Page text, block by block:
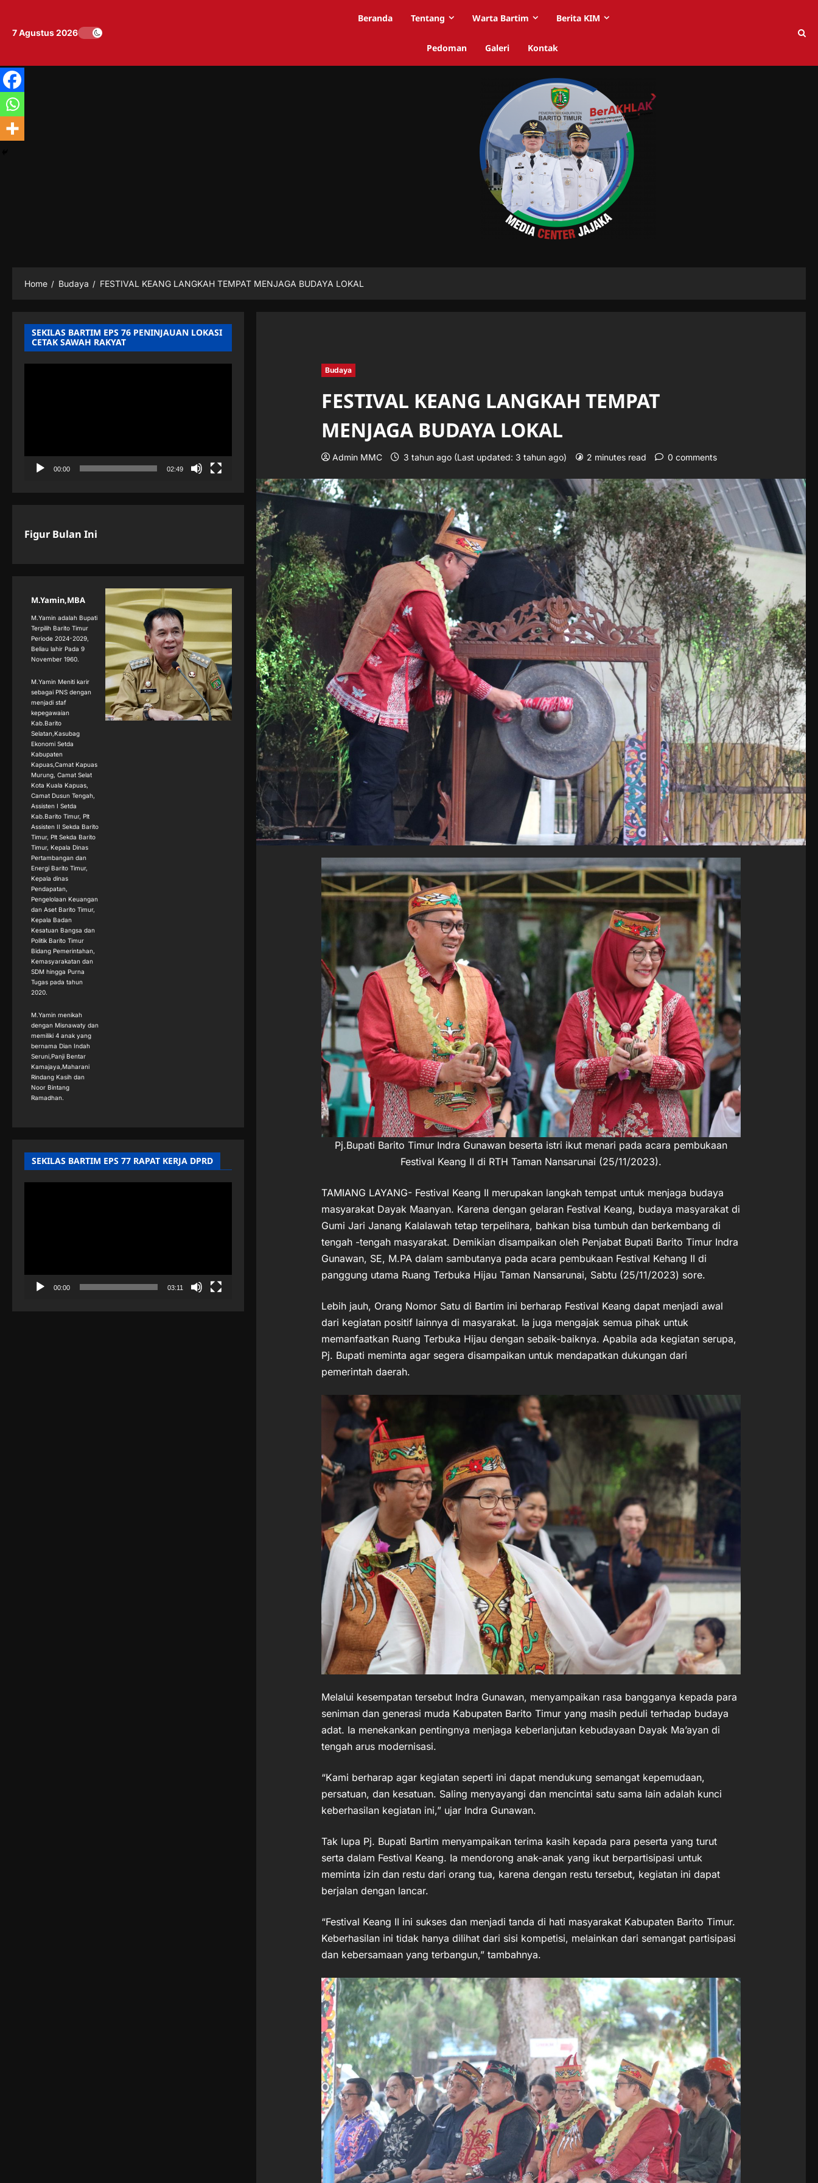
content
7 Agustus 2026
Beranda Tentang Warta Bartim Berita KIM
Pedoman Galeri Kontak
Home Budaya FESTIVAL KEANG LANGKAH TEMPAT MENJAGA BUDAYA LOKAL
Budaya
FESTIVAL KEANG LANGKAH TEMPAT
MENJAGA BUDAYA LOKAL
Admin MMC 3 tahun ago (Last updated: 3 tahun ago) 2 minutes read 0 comments
Pj.Bupati Barito Timur Indra Gunawan beserta istri ikut menari pada acara pembukaan
Festival Keang II di RTH Taman Nansarunai (25/11/2023).
TAMIANG LAYANG- Festival Keang II merupakan langkah tempat untuk menjaga budaya
masyarakat Dayak Maanyan. Karena dengan gelaran Festival Keang, budaya masyarakat di
Gumi Jari Janang Kalalawah tetap terpelihara, bahkan bisa tumbuh dan berkembang di
tengah -tengah masyarakat. Demikian disampaikan oleh Penjabat Bupati Barito Timur Indra
Gunawan, SE, M.PA dalam sambutanya pada acara pembukaan Festival Kehang II di
panggung utama Ruang Terbuka Hijau Taman Nansarunai, Sabtu (25/11/2023) sore.
Lebih jauh, Orang Nomor Satu di Bartim ini berharap Festival Keang dapat menjadi awal
dari kegiatan positif lainnya di masyarakat. Ia juga mengajak semua pihak untuk
memanfaatkan Ruang Terbuka Hijau dengan sebaik-baiknya. Apabila ada kegiatan serupa,
Pj. Bupati meminta agar segera disampaikan untuk mendapatkan dukungan dari
pemerintah daerah.
Melalui kesempatan tersebut Indra Gunawan, menyampaikan rasa bangganya kepada para
seniman dan generasi muda Kabupaten Barito Timur yang masih peduli terhadap budaya
adat. Ia menekankan pentingnya menjaga keberlanjutan kebudayaan Dayak Ma’ayan di
tengah arus modernisasi.
“Kami berharap agar kegiatan seperti ini dapat mendukung semangat kepemudaan,
persatuan, dan kesatuan. Saling menyayangi dan mencintai satu sama lain adalah kunci
keberhasilan kegiatan ini,” ujar Indra Gunawan.
Tak lupa Pj. Bupati Bartim menyampaikan terima kasih kepada para peserta yang turut
serta dalam Festival Keang. Ia mendorong anak-anak yang ikut berpartisipasi untuk
meminta izin dan restu dari orang tua, karena dengan restu tersebut, kegiatan ini dapat
berjalan dengan lancar.
“Festival Keang II ini sukses dan menjadi tanda di hati masyarakat Kabupaten Barito Timur.
Keberhasilan ini tidak hanya dilihat dari sisi kompetisi, melainkan dari semangat partisipasi
dan kebersamaan yang terbangun,” tambahnya.
SEKILAS BARTIM EPS 76 PENINJAUAN LOKASI
CETAK SAWAH RAKYAT
00:00 02:49
Figur Bulan Ini
M.Yamin,MBA
M.Yamin adalah Bupati
Terpilih Barito Timur
Periode 2024-2029,
Beliau lahir Pada 9
November 1960.
M.Yamin Meniti karir
sebagai PNS dengan
menjadi staf
kepegawaian
Kab.Barito
Selatan,Kasubag
Ekonomi Setda
Kabupaten
Kapuas,Camat Kapuas
Murung, Camat Selat
Kota Kuala Kapuas,
Camat Dusun Tengah,
Assisten I Setda
Kab.Barito Timur, Plt
Assisten II Sekda Barito
Timur, Plt Sekda Barito
Timur, Kepala Dinas
Pertambangan dan
Energi Barito Timur,
Kepala dinas
Pendapatan,
Pengelolaan Keuangan
dan Aset Barito Timur,
Kepala Badan
Kesatuan Bangsa dan
Politik Barito Timur
Bidang Pemerintahan,
Kemasyarakatan dan
SDM hingga Purna
Tugas pada tahun
2020.
M.Yamin menikah
dengan Misnawaty dan
memiliki 4 anak yang
bernama Dian Indah
Seruni,Panji Bentar
Kamajaya,Maharani
Rindang Kasih dan
Noor Bintang
Ramadhan.
SEKILAS BARTIM EPS 77 RAPAT KERJA DPRD
00:00 03:11